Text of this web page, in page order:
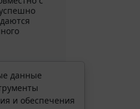
квалификации
данные
и обеспечения